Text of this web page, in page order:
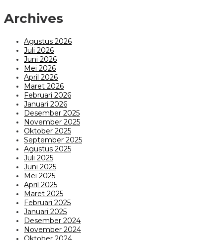
Archives
Agustus 2026
Juli 2026
Juni 2026
Mei 2026
April 2026
Maret 2026
Februari 2026
Januari 2026
Desember 2025
November 2025
Oktober 2025
September 2025
Agustus 2025
Juli 2025
Juni 2025
Mei 2025
April 2025
Maret 2025
Februari 2025
Januari 2025
Desember 2024
November 2024